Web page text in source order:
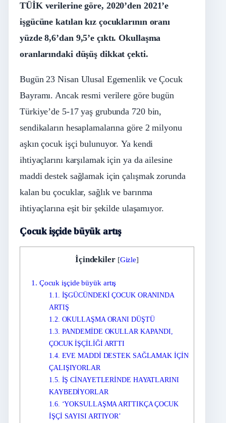
TÜİK verilerine göre, 2020’den 2021’e
işgücüne katılan kız çocuklarının oranı
yüzde 8,6’dan 9,5’e çıktı. Okullaşma
oranlarındaki düşüş dikkat çekti.
Bugün 23 Nisan Ulusal Egemenlik ve Çocuk
Bayramı. Ancak resmi verilere göre bugün
Türkiye’de 5-17 yaş grubunda 720 bin,
sendikaların hesaplamalarına göre 2 milyonu
aşkın çocuk işçi bulunuyor. Ya kendi
ihtiyaçlarını karşılamak için ya da ailesine
maddi destek sağlamak için çalışmak zorunda
kalan bu çocuklar, sağlık ve barınma
ihtiyaçlarına eşit bir şekilde ulaşamıyor.
Çocuk işçide büyük artış
İçindekiler [Gizle]
1. Çocuk işçide büyük artış
1.1. İŞGÜCÜNDEKİ ÇOCUK ORANINDA
ARTIŞ
1.2. OKULLAŞMA ORANI DÜŞTÜ
1.3. PANDEMİDE OKULLAR KAPANDI,
ÇOCUK İŞÇİLİĞİ ARTTI
1.4. EVE MADDİ DESTEK SAĞLAMAK İÇİN
ÇALIŞIYORLAR
1.5. İŞ CİNAYETLERİNDE HAYATLARINI
KAYBEDİYORLAR
1.6. ‘YOKSULLAŞMA ARTTIKÇA ÇOCUK
İŞÇİ SAYISI ARTIYOR’